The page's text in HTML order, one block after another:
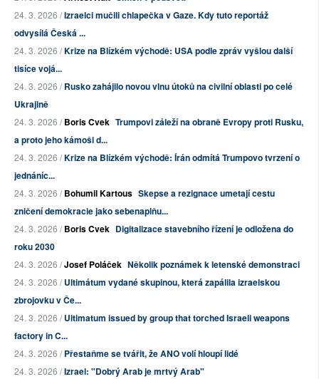
24. 3. 2026 /Izraelci mučili chlapečka v Gaze. Kdy tuto reportáž
odvysílá Česká ...
24. 3. 2026 /Krize na Blízkém východě: USA podle zpráv vyšlou další
tisíce vojá...
24. 3. 2026 /Rusko zahájilo novou vlnu útoků na civilní oblasti po celé
Ukrajině
24. 3. 2026 /Boris Cvek Trumpovi záleží na obraně Evropy proti Rusku,
a proto jeho kámoši d...
24. 3. 2026 /Krize na Blízkém východě: Írán odmítá Trumpovo tvrzení o
jednáníc...
24. 3. 2026 /Bohumil Kartous Skepse a rezignace umetají cestu
zničení demokracie jako sebenaplňu...
24. 3. 2026 /Boris Cvek Digitalizace stavebního řízení je odložena do
roku 2030
24. 3. 2026 /Josef Poláček Několik poznámek k letenské demonstraci
24. 3. 2026 /Ultimátum vydané skupinou, která zapálila izraelskou
zbrojovku v Če...
24. 3. 2026 /Ultimatum issued by group that torched Israeli weapons
factory in C...
24. 3. 2026 /Přestaňme se tvářit, že ANO volí hloupí lidé
24. 3. 2026 /Izrael: "Dobrý Arab je mrtvý Arab"